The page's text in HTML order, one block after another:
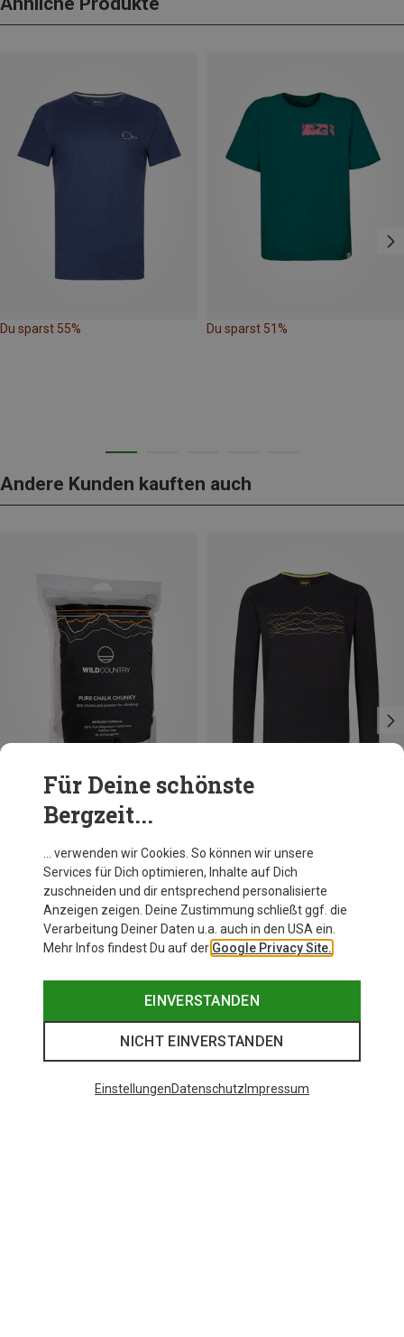
Du sparst 55% Du sparst 51%
Andere Kunden kauften auch
Wild Country
Pure Chunky 350g Chalk
Für Deine schönste
Bergzeit...
… verwenden wir Cookies. So können wir unsere
Services für Dich optimieren, Inhalte auf Dich
zuschneiden und dir entsprechend personalisierte
Anzeigen zeigen. Deine Zustimmung schließt ggf. die
Verarbeitung Deiner Daten u.a. auch in den USA ein.
Mehr Infos findest Du auf der Google Privacy Site.
EINVERSTANDEN
NICHT EINVERSTANDEN
EinstellungenDatenschutz Impressum